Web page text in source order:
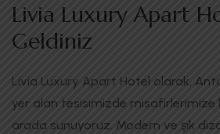
Livia Luxury Apart
Geldiniz
Livia Luxury Apart Hotel olarak,
yer alan tesisimizde misafirlerimize
arada sunuyoruz. Modern ve şık